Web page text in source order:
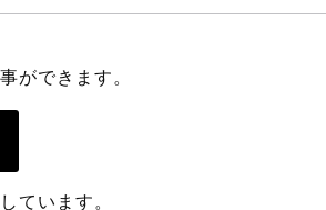
ができます。
ています。